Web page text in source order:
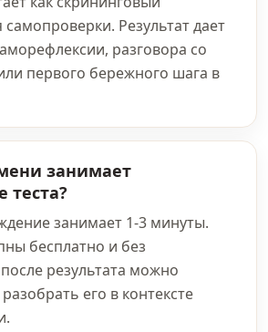
самопроверки. Результат дает
разговора со
первого бережного шага в
занимает
теста?
занимает 1-3 минуты.
бесплатно и без
результата можно
его в контексте